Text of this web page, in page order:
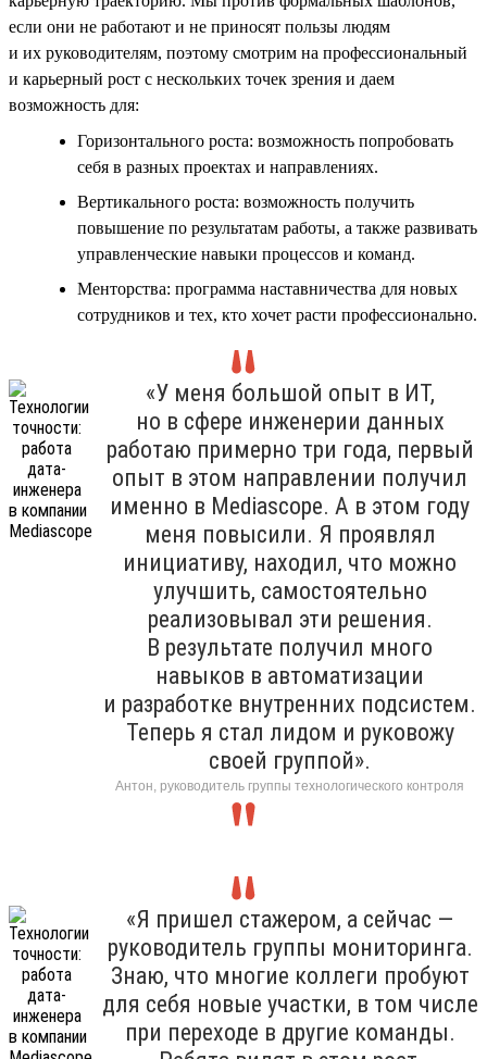
если они не работают и не приносят пользы людям
и их руководителям, поэтому смотрим на профессиональный
и карьерный рост с нескольких точек зрения и даем
возможность для:
Горизонтального роста: возможность попробовать
себя в разных проектах и направлениях.
Вертикального роста: возможность получить
повышение по результатам работы, а также развивать
управленческие навыки процессов и команд.
Менторства: программа наставничества для новых
сотрудников и тех, кто хочет расти профессионально.
«У меня большой опыт в ИТ,
но в сфере инженерии данных
работаю примерно три года, первый
опыт в этом направлении получил
именно в Mediascope. А в этом году
меня повысили. Я проявлял
инициативу, находил, что можно
улучшить, самостоятельно
реализовывал эти решения.
В результате получил много
навыков в автоматизации
и разработке внутренних подсистем.
Теперь я стал лидом и руковожу
своей группой».
Антон, руководитель группы технологического контроля
«Я пришел стажером, а сейчас —
руководитель группы мониторинга.
Знаю, что многие коллеги пробуют
для себя новые участки, в том числе
при переходе в другие команды.